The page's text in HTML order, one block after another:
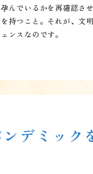
んでいるかを再確認さ
持つこと。それが、文
ンスなのです。
デミック